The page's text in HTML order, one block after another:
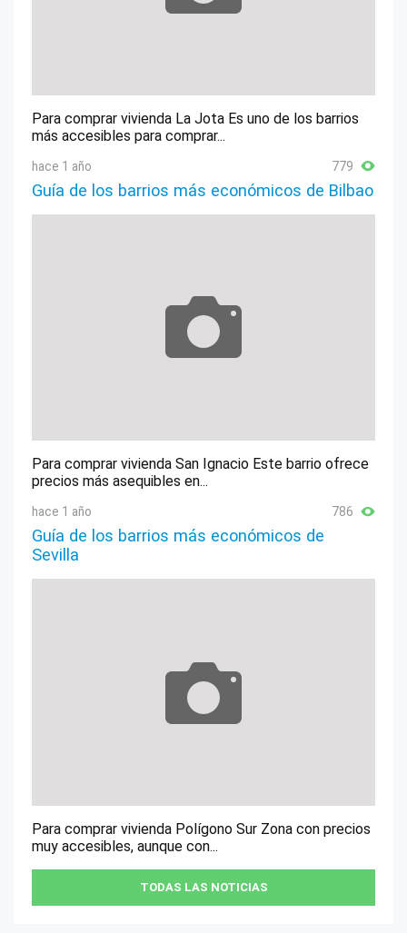
Para comprar vivienda La Jota Es uno de los barrios
más accesibles para comprar...
hace 1 año 779
Guía de los barrios más económicos de Bilbao
Para comprar vivienda San Ignacio Este barrio ofrece
precios más asequibles en...
hace 1 año 786
Guía de los barrios más económicos de
Sevilla
Para comprar vivienda Polígono Sur Zona con precios
muy accesibles, aunque con...
TODAS LAS NOTICIAS